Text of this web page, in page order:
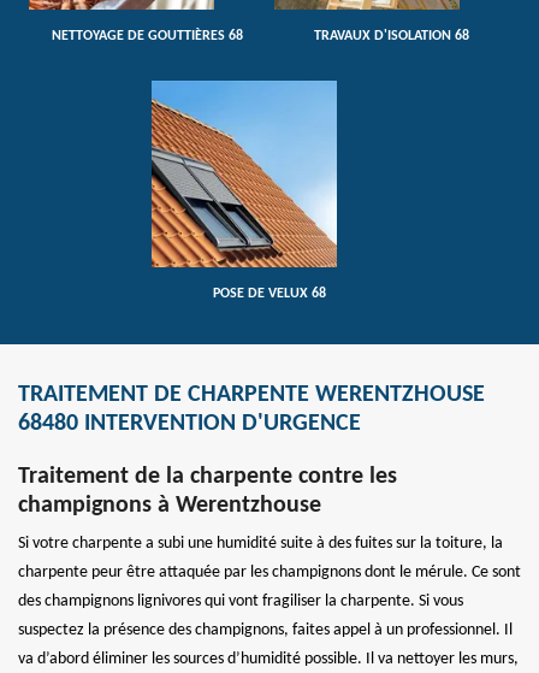
NETTOYAGE DE GOUTTIÈRES 68 TRAVAUX D'ISOLATION 68
POSE DE VELUX 68
TRAITEMENT DE CHARPENTE WERENTZHOUSE
68480 INTERVENTION D'URGENCE
Traitement de la charpente contre les
champignons à Werentzhouse
Si votre charpente a subi une humidité suite à des fuites sur la toiture, la
charpente peur être attaquée par les champignons dont le mérule. Ce sont
des champignons lignivores qui vont fragiliser la charpente. Si vous
suspectez la présence des champignons, faites appel à un professionnel. Il
va d’abord éliminer les sources d’humidité possible. Il va nettoyer les murs,